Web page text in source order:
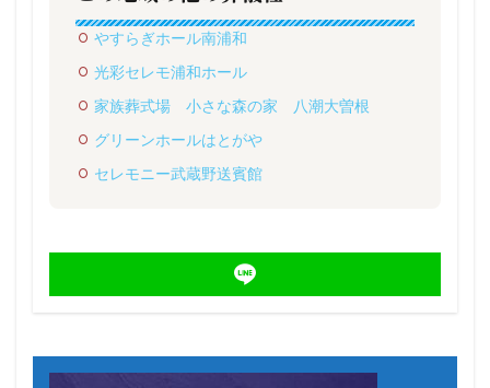
やすらぎホール南浦和
光彩セレモ浦和ホール
家族葬式場 小さな森の家 八潮大曽根
グリーンホールはとがや
セレモニー武蔵野送賓館